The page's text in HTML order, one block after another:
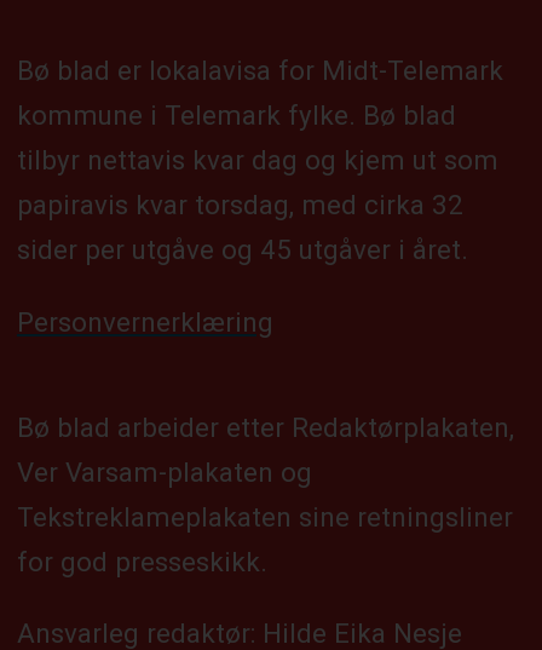
Bø blad er lokalavisa for Midt-Telemark
kommune i Telemark fylke. Bø blad
tilbyr nettavis kvar dag og kjem ut som
papiravis kvar torsdag, med cirka 32
sider per utgåve og 45 utgåver i året.
Personvernerklæring
Bø blad arbeider etter Redaktørplakaten,
Ver Varsam-plakaten og
Tekstreklameplakaten sine retningsliner
for god presseskikk.
Ansvarleg redaktør: Hilde Eika Nesje